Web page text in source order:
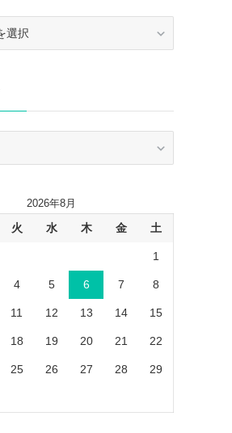
2026年8月
火 水 木 金 土
1
4 5 6 7 8
11 12 13 14 15
18 19 20 21 22
25 26 27 28 29